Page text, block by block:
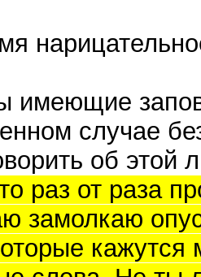
имеющие
случае
об этой
раз от раза
замолкаю
кажутся